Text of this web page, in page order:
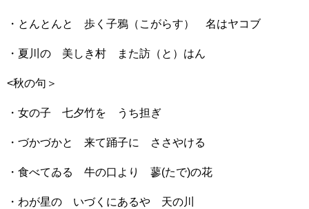
・とんとんと 歩く子鴉（こがらす） 名はヤコブ
・夏川の 美しき村 また訪（と）はん
<秋の句＞
・女の子 七夕竹を うち担ぎ
・づかづかと 来て踊子に ささやける
・食べてゐる 牛の口より 蓼(たで)の花
・わが星の いづくにあるや 天の川